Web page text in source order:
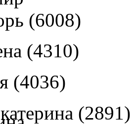
(6008)
(4310)
(4036)
(2891)